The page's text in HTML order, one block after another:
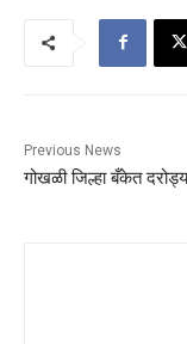
Previous News
गोखळी जिल्हा बँकेत